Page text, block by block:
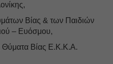
Βίας & των Παιδιών
– Ευόσμου,
Θύματα Βίας Ε.Κ.Κ.Α.